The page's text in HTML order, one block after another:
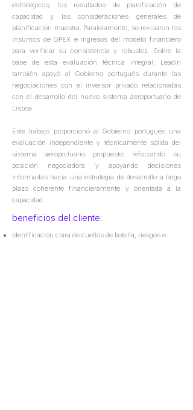
estratégicos, los resultados de planificación de
capacidad y las consideraciones generales de
planificación maestra. Paralelamente, se revisaron los
insumos de OPEX e ingresos del modelo financiero
para verificar su consistencia y robustez. Sobre la
base de esta evaluación técnica integral, Leadin
también apoyó al Gobierno portugués durante las
negociaciones con el inversor privado relacionadas
con el desarrollo del nuevo sistema aeroportuario de
Lisboa.
Este trabajo proporcionó al Gobierno portugués una
evaluación independiente y técnicamente sólida del
sistema aeroportuario propuesto, reforzando su
posición negociadora y apoyando decisiones
informadas hacia una estrategia de desarrollo a largo
plazo coherente financieramente y orientada a la
capacidad.
beneficios del cliente:
Identificación clara de cuellos de botella, riesgos e